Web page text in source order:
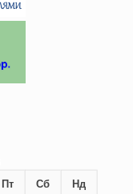
Пт Сб Нд